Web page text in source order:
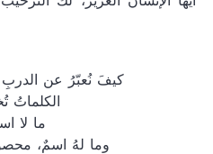
كيفَ نُعبّرُ عن الدربِ
الكلماتُ
ما لا
وما لهُ اسمٌ،